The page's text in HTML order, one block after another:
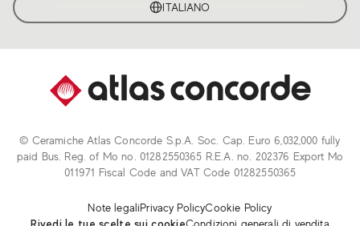
ITALIANO
© Ceramiche Atlas Concorde S.p.A. Soc. Cap. Euro 6,032,000 fully
paid Bus. Reg. of Mo no. 01282550365 R.E.A. no. 202376 Export Mo
011971 Fiscal Code and VAT Code 01282550365
Note legaliPrivacy PolicyCookie Policy